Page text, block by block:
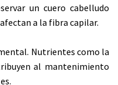
un cuero cabelludo
a la fibra capilar.
Nutrientes como la
al mantenimiento